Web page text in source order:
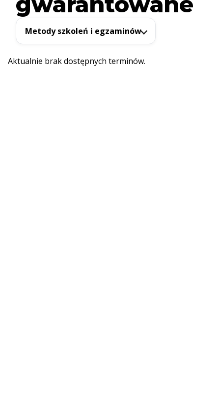
Metody szkoleń i egzaminów
Aktualnie brak dostępnych terminów.